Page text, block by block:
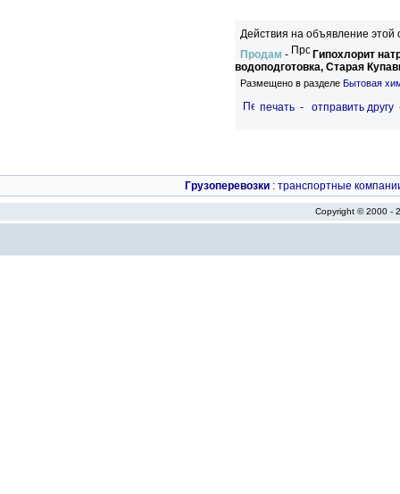
Действия на объявление этой
Продам -
Гипохлорит
водоподготовка, Старая
Размещено в разделе Бытовая
печать - отправить другу
Грузоперевозки : транспортные
Copyright © 2000 -